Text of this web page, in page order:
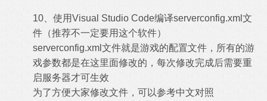
10、使用Visual Studio Code编译serverconfig.xml文
件（推荐不一定要用这个软件）
serverconfig.xml文件就是游戏的配置文件，所有的游
戏参数都是在这里面修改的，每次修改完成后需要重
启服务器才可生效
为了方便大家修改文件，可以参考中文对照